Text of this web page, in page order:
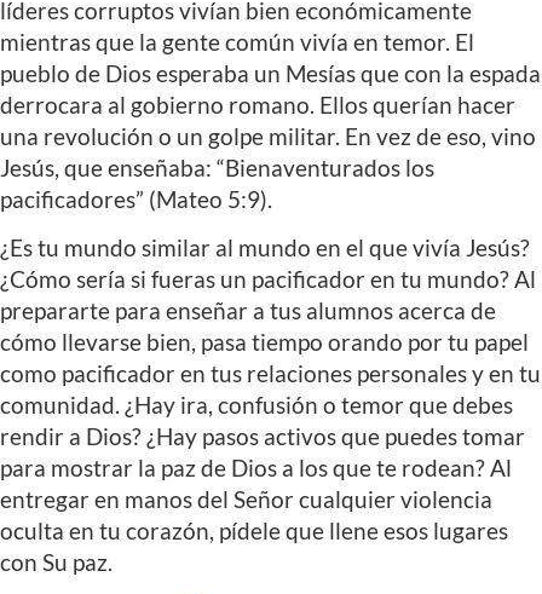
líderes corruptos vivían bien económicamente
mientras que la gente común vivía en temor. El
pueblo de Dios esperaba un Mesías que con la espada
derrocara al gobierno romano. Ellos querían hacer
una revolución o un golpe militar. En vez de eso, vino
Jesús, que enseñaba: “Bienaventurados los
pacificadores” (Mateo 5:9).
¿Es tu mundo similar al mundo en el que vivía Jesús?
¿Cómo sería si fueras un pacificador en tu mundo? Al
prepararte para enseñar a tus alumnos acerca de
cómo llevarse bien, pasa tiempo orando por tu papel
como pacificador en tus relaciones personales y en tu
comunidad. ¿Hay ira, confusión o temor que debes
rendir a Dios? ¿Hay pasos activos que puedes tomar
para mostrar la paz de Dios a los que te rodean? Al
entregar en manos del Señor cualquier violencia
oculta en tu corazón, pídele que llene esos lugares
con Su paz.